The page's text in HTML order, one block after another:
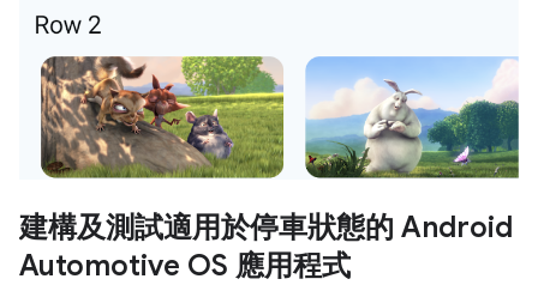
建構及測試適用於停車狀態的 Android
Automotive OS 應用程式